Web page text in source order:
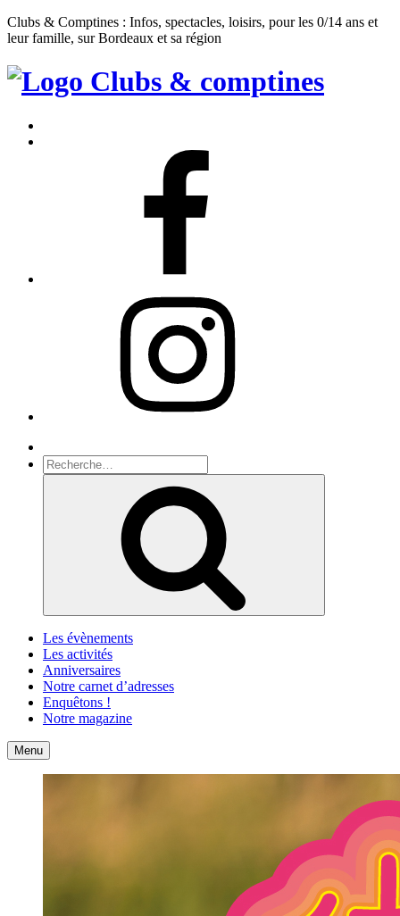
Clubs & Comptines : Infos, spectacles, loisirs, pour les 0/14 ans et
leur famille, sur Bordeaux et sa région
Clubs
Comptines
Recherche
pour
Les évènements
Les activités
Anniversaires
Notre carnet d’adresses
Enquêtons !
Notre magazine
Accueil
Menu Contact